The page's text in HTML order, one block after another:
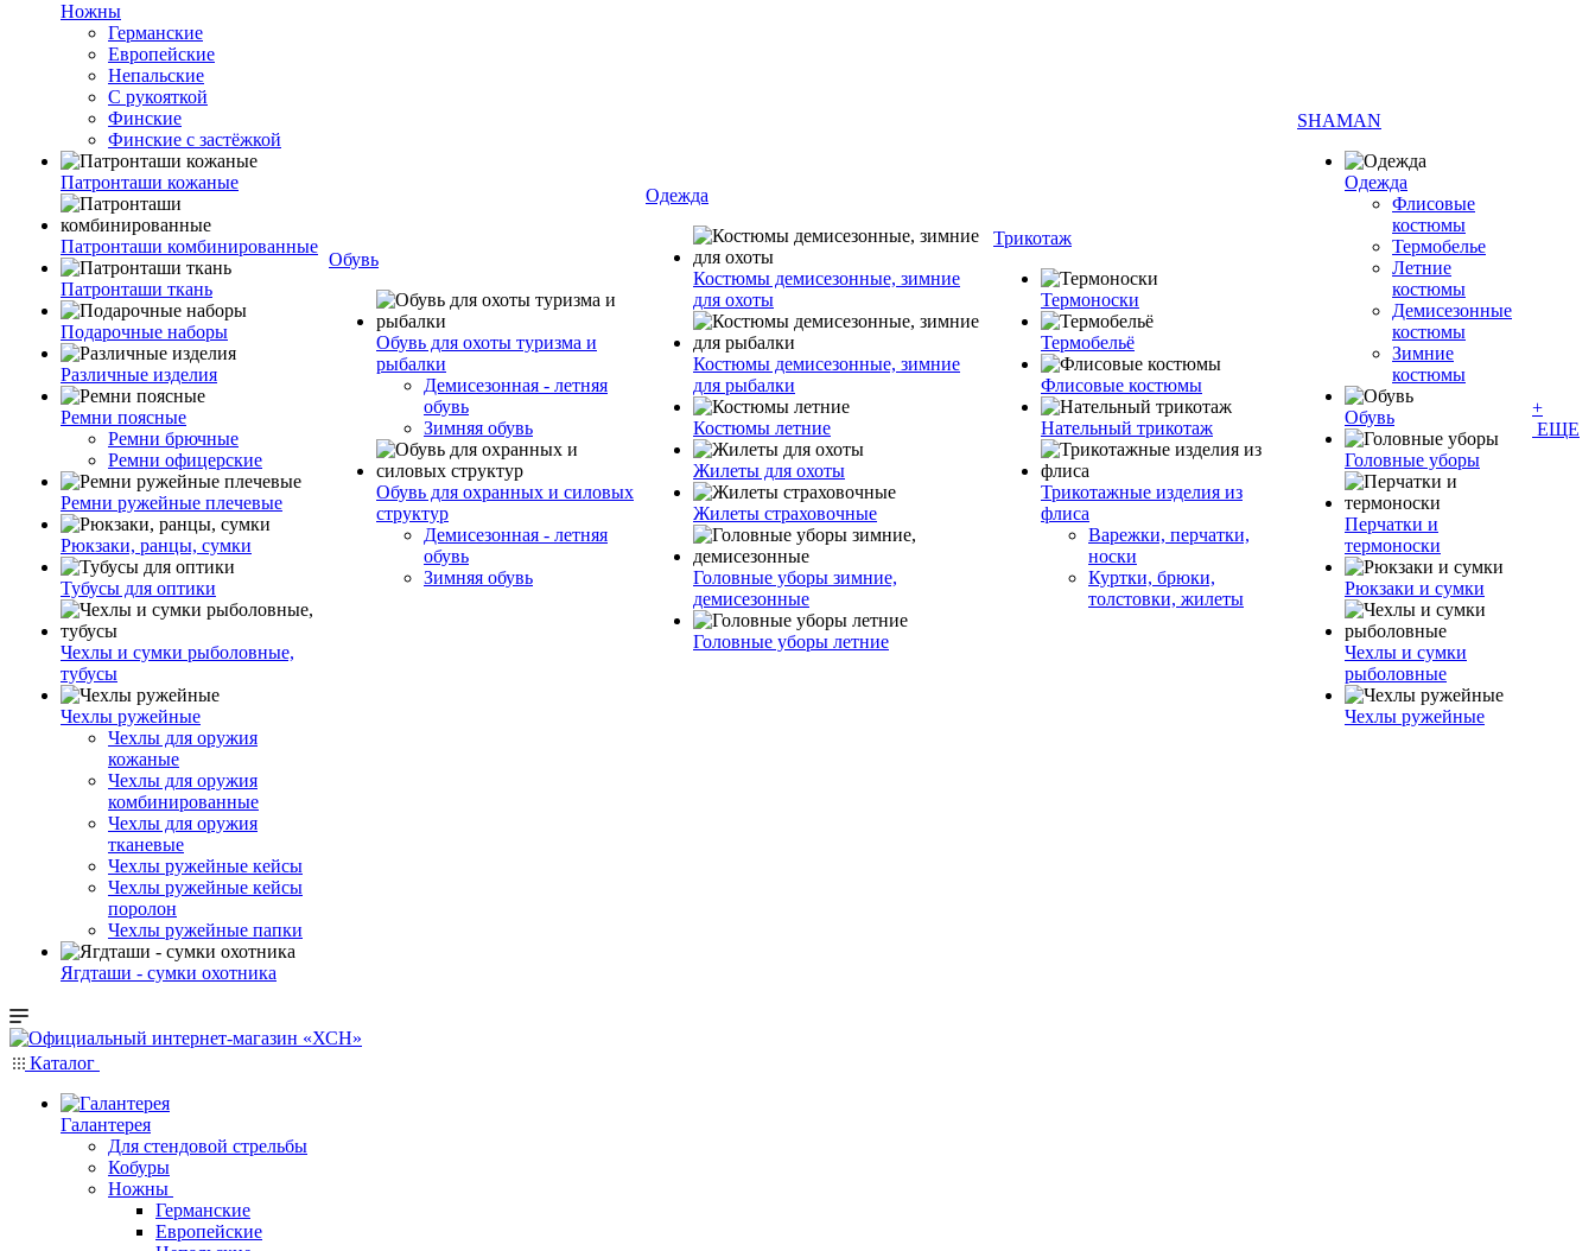
Ножны
Германские
Европейские
Непальские
С рукояткой
Финские
Финские с застёжкой
Патронташи кожаные
Патронташи комбинированные
Патронташи ткань
Подарочные наборы
Различные изделия
Ремни поясные
Ремни брючные
Ремни офицерские
Ремни ружейные плечевые
Рюкзаки, ранцы, сумки
Тубусы для оптики
Чехлы и сумки рыболовные,
тубусы
Чехлы ружейные
Чехлы для оружия
кожаные
Чехлы для оружия
комбинированные
Чехлы для оружия
тканевые
Чехлы ружейные кейсы
Чехлы ружейные кейсы
поролон
Чехлы ружейные папки
Ягдташи - сумки охотника
Обувь
Обувь для охоты туризма и
рыбалки
Демисезонная - летняя
обувь
Зимняя обувь
Обувь для охранных и силовых
структур
Демисезонная - летняя
обувь
Зимняя обувь
Одежда
Костюмы демисезонные, зимние
для охоты
Костюмы демисезонные, зимние
для рыбалки
Костюмы летние
Жилеты для охоты
Жилеты страховочные
Головные уборы зимние,
демисезонные
Головные уборы летние
Трикотаж
Термоноски
Термобельё
Флисовые костюмы
Нательный трикотаж
Трикотажные изделия из
флиса
Варежки, перчатки,
носки
Куртки, брюки,
толстовки, жилеты
SHAMAN
Одежда
Флисовые
костюмы
Термобелье
Летние
костюмы
Демисезонные
костюмы
Зимние
костюмы
Обувь
Головные уборы
Перчатки и
термоноски
Рюкзаки и сумки
Чехлы и сумки
рыболовные
Чехлы ружейные
+
ЕЩЕ
Каталог
Галантерея
Для стендовой стрельбы
Кобуры
Ножны
Германские
Европейские